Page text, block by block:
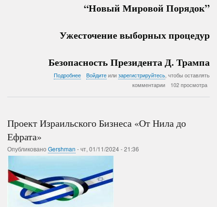
“Новый Мировой Порядок”
Ужесточение выборных процедур
Безопасность Президента Д. Трампа
Подробнее
двоевластия
Войдите или зарегистрируйтесь , чтобы оставлять
комментарии
102 просмотра
Проект Израильского Бизнеса «От Нила до
Ефрата»
Опубликовано Gershman -чт, 01/11/2024 - 21:36